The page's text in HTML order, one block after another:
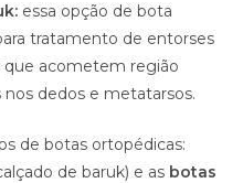
essa opção de bota
tratamento de entorses
que acometem região
nos dedos e metatarsos.
de botas ortopédicas:
de baruk) e as botas